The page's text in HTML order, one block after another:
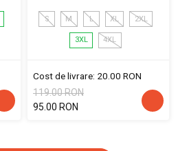
S M L XL 2XL
3XL 4XL
Cost de livrare: 20.00 RON
119.00 RON
95.00 RON